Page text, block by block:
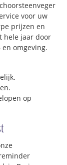
voor uw
prijzen en
hele jaar door
omgeving.
op